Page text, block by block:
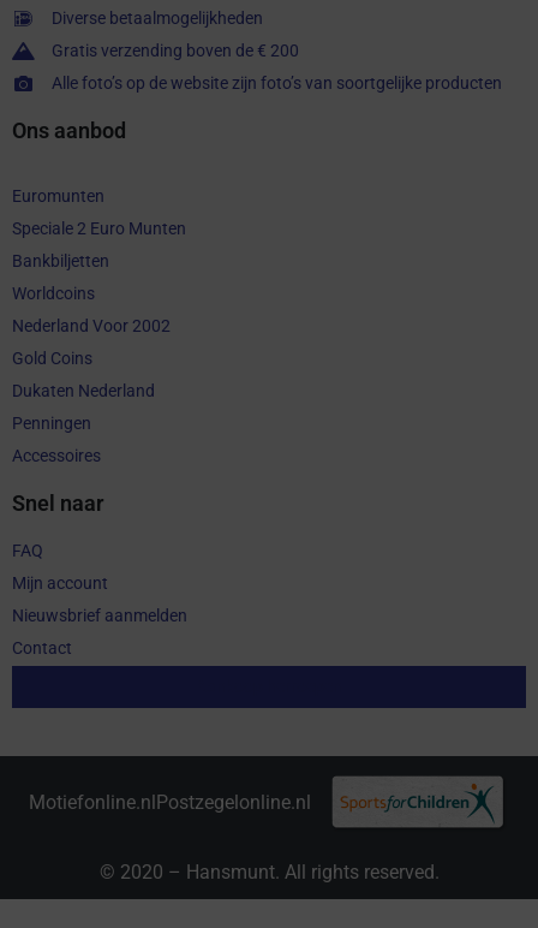
Diverse betaalmogelijkheden
Gratis verzending boven de € 200
Alle foto’s op de website zijn foto’s van soortgelijke producten
Ons aanbod
Euromunten
Speciale 2 Euro Munten
Bankbiljetten
Worldcoins
Nederland Voor 2002
Gold Coins
Dukaten Nederland
Penningen
Accessoires
Snel naar
FAQ
Mijn account
Nieuwsbrief aanmelden
Contact
Motiefonline.nl Postzegelonline.nl
© 2020 – Hansmunt. All rights reserved.